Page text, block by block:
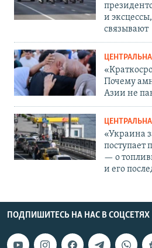
и
связывают
Почему
Азии не
«Украина
поступает
— о
и его
ПОДПИШИТЕСЬ НА НАС В СОЦСЕТЯХ